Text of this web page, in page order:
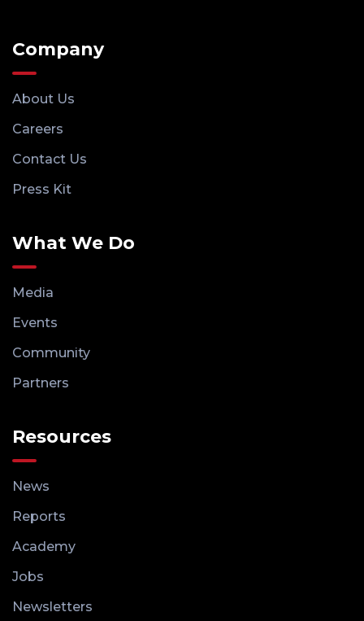
Company
About Us
Careers
Contact Us
Press Kit
What We Do
Media
Events
Community
Partners
Resources
News
Reports
Academy
Jobs
Newsletters